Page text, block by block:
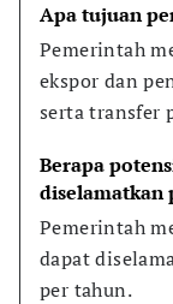
Apa tujuan
Pemerintah
ekspor dan
serta transfer
Berapa
diselamatkan
Pemerintah
dapat
per tahun.